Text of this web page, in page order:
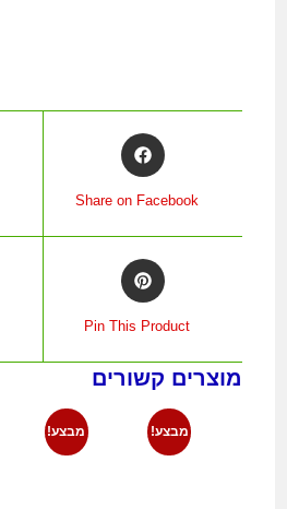
Share on Facebook
Pin This Product
מוצרים קשורים
מבצע! מבצע!